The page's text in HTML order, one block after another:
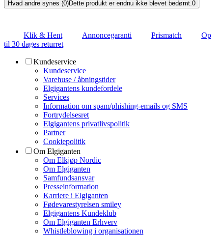
Hvad andre synes (0)Dette produkt er endnu ikke blevet bedømt.0
Klik & Hent Annoncegaranti Prismatch
Op
til 30 dages returret
Kundeservice
Kundeservice
Varehuse / åbningstider
Elgigantens kundefordele
Services
Information om spam/phishing-emails og SMS
Fortrydelsesret
Elgigantens privatlivspolitik
Partner
Cookiepolitik
Om Elgiganten
Om Elkjøp Nordic
Om Elgiganten
Samfundsansvar
Presseinformation
Karriere i Elgiganten
Fødevarestyrelsen smiley
Elgigantens Kundeklub
Om Elgiganten Erhverv
Whistleblowing i organisationen